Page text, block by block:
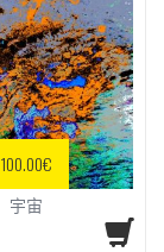
100.00€
宇宙